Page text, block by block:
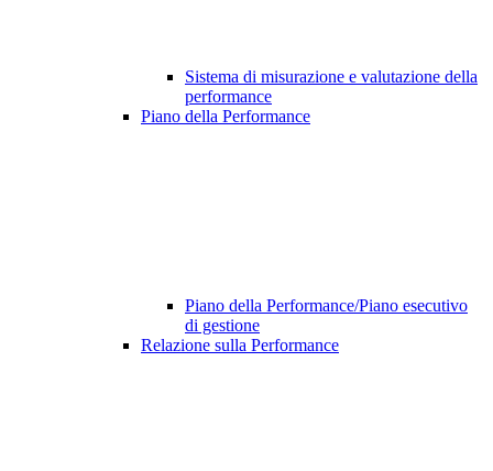
Sistema di misurazione e valutazione della
performance
Piano della Performance
Piano della Performance/Piano esecutivo
di gestione
Relazione sulla Performance